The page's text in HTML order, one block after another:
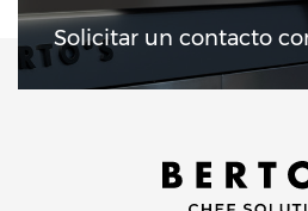
Solicitar un contacto